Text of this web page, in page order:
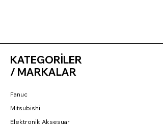
KATEGORİLER
/ MARKALAR
Fanuc
Mitsubishi
Elektronik Aksesuar